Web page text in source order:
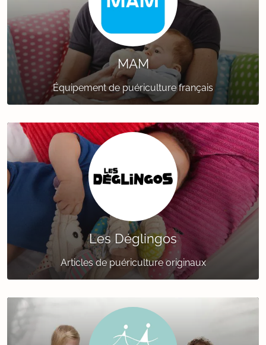
MAM
Équipement de puériculture français
Les Déglingos
Articles de puériculture originaux